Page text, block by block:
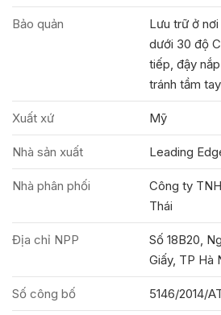
Bảo quản
Lưu trữ ở
dưới 30 độ
tiếp, đậy
tránh tầm
Xuất xứ Mỹ
Nhà sản xuất Leading
Nhà phân phối
Công ty
Thái
Địa chỉ NPP
Số 18B20,
Giấy, TP Hà
Số công bố 5146/2014/